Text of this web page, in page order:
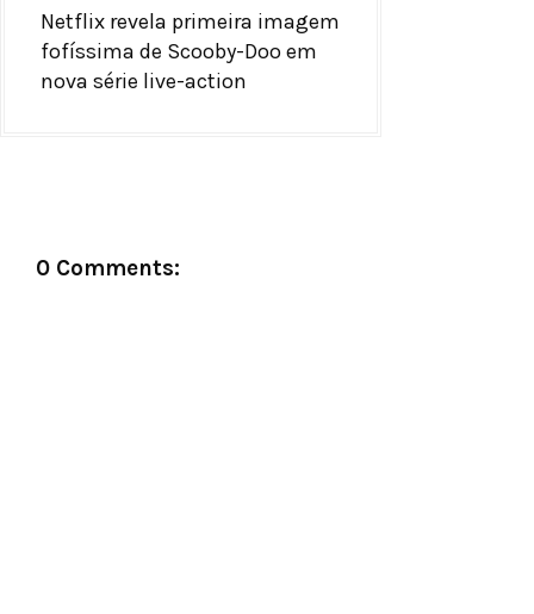
Netflix revela primeira imagem
fofíssima de Scooby-Doo em
nova série live-action
0 Comments: